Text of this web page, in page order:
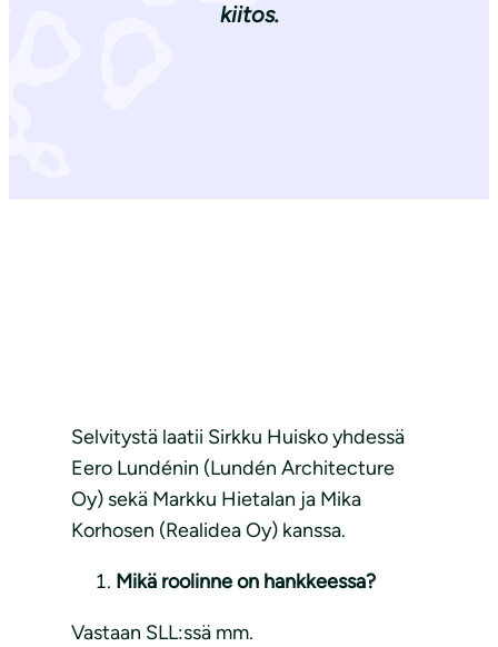
kiitos.
Selvitystä laatii Sirkku Huisko yhdessä
Eero Lundénin (Lundén Architecture
Oy) sekä Markku Hietalan ja Mika
Korhosen (Realidea Oy) kanssa.
Mikä roolinne on hankkeessa?
Vastaan SLL:ssä mm.